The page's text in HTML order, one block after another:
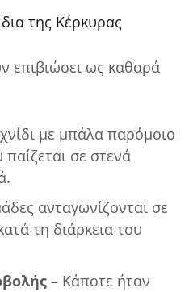
της Κέρκυρας
επιβιώσει ως καθαρά
με μπάλα παρόμοιο
σε στενά
ανταγωνίζονται σε
τη διάρκεια του
– Κάποτε ήταν